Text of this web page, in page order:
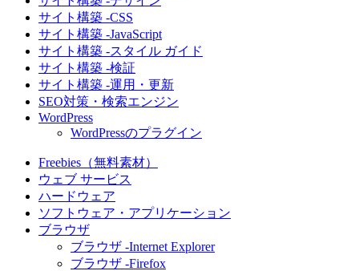
サイト構築 -CSS
サイト構築 -JavaScript
サイト構築 -スタイル ガイド
サイト構築 -検証
サイト構築 -運用・更新
SEO対策・検索エンジン
WordPress
WordPressのプラグイン
Freebies（無料素材）
ウェブ サービス
ハードウェア
ソフトウェア・アプリケーション
ブラウザ
ブラウザ -Internet Explorer
ブラウザ -Firefox